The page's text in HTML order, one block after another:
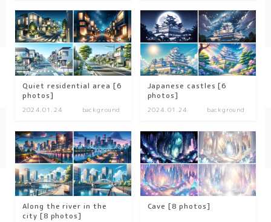
park
facility
Restaurant/Cafe
countryside
病院
city
SF/Fantasy
cyber-
Quiet residential area [6
photos]
2024.01.24 background
Japanese castles [6
photos]
2024.01.24 background
Along the river in the
city [8 photos]
Cave [8 photos]